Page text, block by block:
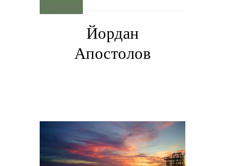
Йордан
Апостолов